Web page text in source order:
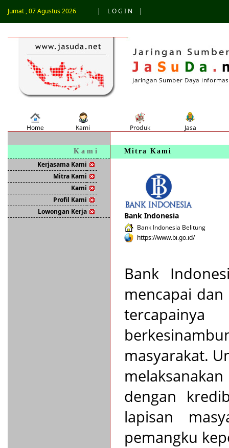
Jumat , 07 Agustus 2026 | L O G I N |
K a m i
Kerjasama Kami
Mitra Kami
Kami
Profil Kami
Lowongan Kerja
Mitra Kami
Bank Indonesia
Bank Indonesia Belitung
https://www.bi.go.id/
Bank
mencapai
masyarakat.
dengan
lapisan
pemangku